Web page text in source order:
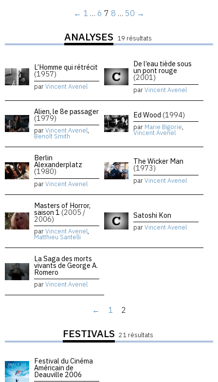
← 1 … 6 7 8 … 50 →
ANALYSES 19 résultats
L’Homme qui rétrécit
(1957)
parVincent Avenel
De l’eau tiède sous
un pont rouge
(2001)
parVincent Avenel
Alien, le 8e passager
(1979)
parVincent Avenel,
Benoît Smith
Ed Wood (1994)
par Marie Bigorie,
Vincent Avenel
Berlin
Alexanderplatz
(1980)
parVincent Avenel
The Wicker Man
(1973)
parVincent Avenel
Masters of Horror,
saison 1 (2005 /
2006)
parVincent Avenel,
Matthieu Santelli
Satoshi Kon
parVincent Avenel
La Saga des morts
vivants de George A.
Romero
parVincent Avenel
← 1 2
FESTIVALS 21 résultats
Festival du Cinéma
Américain de
Deauville 2006